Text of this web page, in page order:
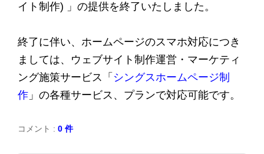
イト制作) 」の提供を終了いたしました。
終了に伴い、ホームページのスマホ対応につき
ましては、ウェブサイト制作運営・マーケティ
ング施策サービス「 シングスホームページ制
作 」の各種サービス、プランで対応可能です。
コメント : 0 件